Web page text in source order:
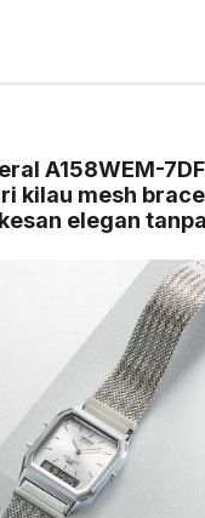
A158WEM-7DF
kilau mesh
elegan tanpa